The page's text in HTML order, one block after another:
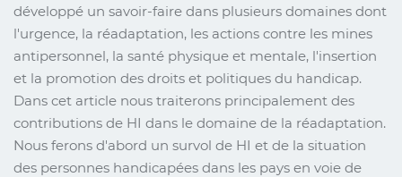
développé un savoir-faire dans plusieurs domaines dont
l'urgence, la réadaptation, les actions contre les mines
antipersonnel, la santé physique et mentale, l'insertion
et la promotion des droits et politiques du handicap.
Dans cet article nous traiterons principalement des
contributions de HI dans le domaine de la réadaptation.
Nous ferons d'abord un survol de HI et de la situation
des personnes handicapées dans les pays en voie de